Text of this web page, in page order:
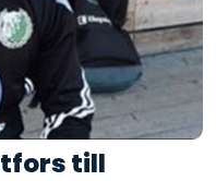
till